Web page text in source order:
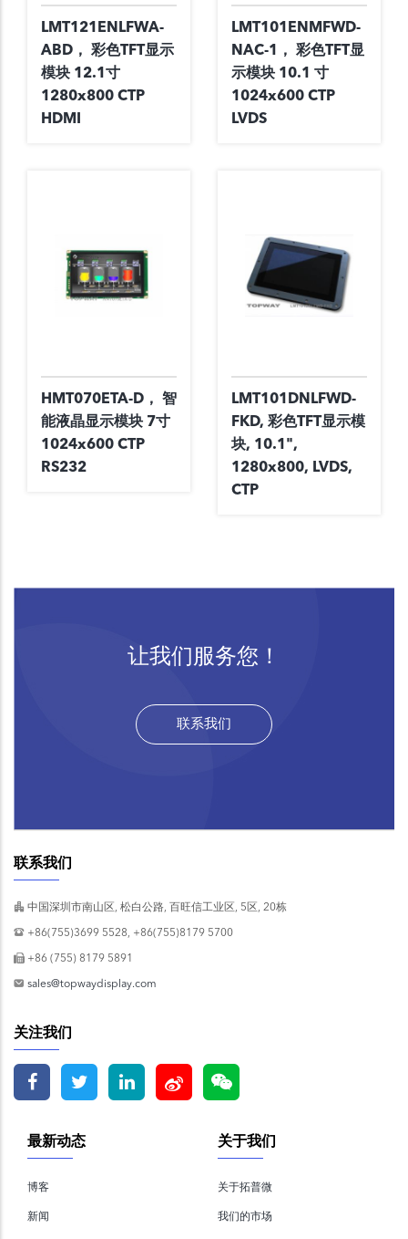
LMT121ENLFWA-
ABD， 彩色TFT显示
模块 12.1寸
1280x800 CTP
HDMI
LMT101ENMFWD-
NAC-1， 彩色TFT显
示模块 10.1 寸
1024x600 CTP
LVDS
HMT070ETA-D， 智
能液晶显示模块 7寸
1024x600 CTP
RS232
LMT101DNLFWD-
FKD, 彩色TFT显示模
块, 10.1",
1280x800, LVDS,
CTP
让我们服务您！
联系我们
联系我们
中国深圳市南山区, 松白公路, 百旺信工业区, 5区, 20栋
+86(755)3699 5528, +86(755)8179 5700
+86 (755) 8179 5891
sales@topwaydisplay.com
关注我们
关于我们
关于拓普微
我们的市场
最新动态
博客
新闻